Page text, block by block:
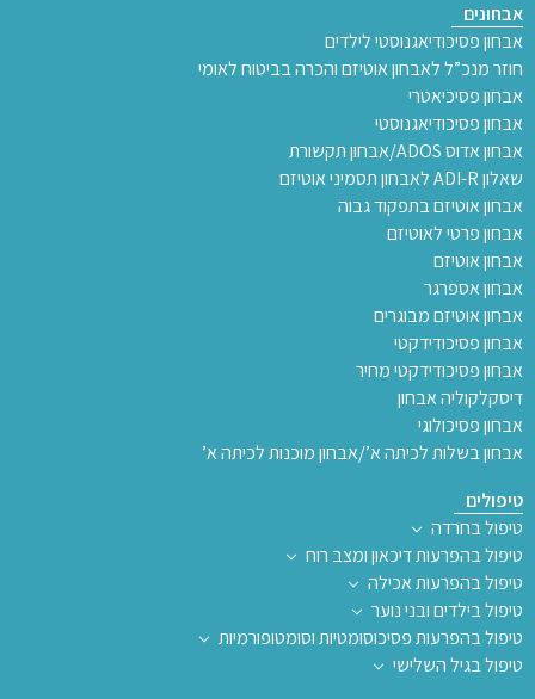
אבחונים
אבחון פסיכודיאגנוסטי לילדים
חוזר מנכ”ל לאבחון אוטיזם והכרה בביטוח לאומי
אבחון פסיכיאטרי
אבחון פסיכודיאגנוסטי
אבחון אדוס ADOS/אבחון תקשורת
שאלון ADI-R לאבחון תסמיני אוטיזם
אבחון אוטיזם בתפקוד גבוה
אבחון פרטי לאוטיזם
אבחון אוטיזם
אבחון אספרגר
אבחון אוטיזם מבוגרים
אבחון פסיכודידקטי
אבחון פסיכודידקטי מחיר
דיסקלקוליה אבחון
אבחון פסיכולוגי
אבחון בשלות לכיתה א’/אבחון מוכנות לכיתה א’
טיפולים
טיפול בחרדה
טיפול בהפרעות דיכאון ומצב רוח
טיפול בהפרעות אכילה
טיפול בילדים ובני נוער
טיפול בהפרעות פסיכוסומטיות וסומטופורמיות
טיפול בגיל השלישי